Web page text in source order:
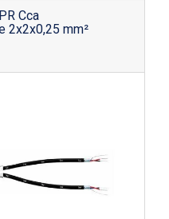
Cca
2x2x0,25 mm²